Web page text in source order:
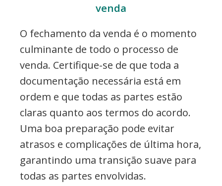
venda
O fechamento da venda é o momento
culminante de todo o processo de
venda. Certifique-se de que toda a
documentação necessária está em
ordem e que todas as partes estão
claras quanto aos termos do acordo.
Uma boa preparação pode evitar
atrasos e complicações de última hora,
garantindo uma transição suave para
todas as partes envolvidas.